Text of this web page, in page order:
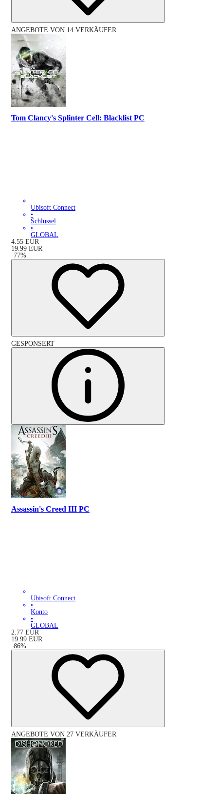
ANGEBOTE VON 14 VERKÄUFER
Tom Clancy's Splinter Cell: Blacklist PC
Ubisoft Connect
•
Schlüssel
•
GLOBAL
4.55 EUR
19.99 EUR
-77%
GESPONSERT
Assassin's Creed III PC
Ubisoft Connect
•
Konto
•
GLOBAL
2.77 EUR
19.99 EUR
-86%
ANGEBOTE VON 27 VERKÄUFER